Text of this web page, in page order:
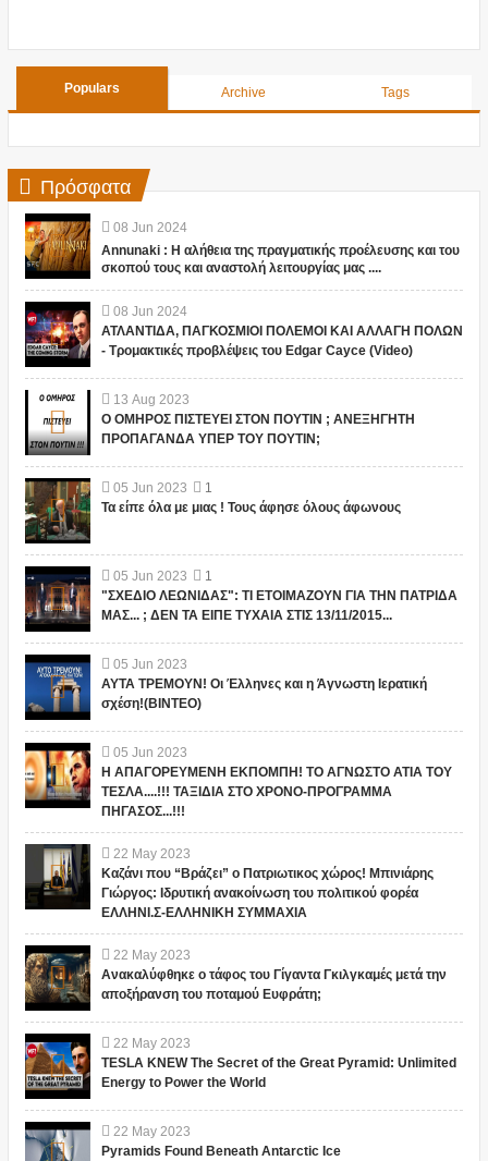
Populars Archive Tags
Πρόσφατα
08 Jun 2024
Annunaki : Η αλήθεια της πραγματικής προέλευσης και του
σκοπού τους και αναστολή λειτουργίας μας ....
08 Jun 2024
ΑΤΛΑΝΤΙΔΑ, ΠΑΓΚΟΣΜΙΟΙ ΠΟΛΕΜΟΙ ΚΑΙ ΑΛΛΑΓΗ ΠΟΛΩΝ
- Τρομακτικές προβλέψεις του Edgar Cayce (Video)
13 Aug 2023
Ο ΟΜΗΡΟΣ ΠΙΣΤΕΥΕΙ ΣΤΟΝ ΠΟΥΤΙΝ ; ΑΝΕΞΗΓΗΤΗ
ΠΡΟΠΑΓΑΝΔΑ ΥΠΕΡ ΤΟΥ ΠΟΥΤΙΝ;
05 Jun 2023
1
Τα είπε όλα με μιας ! Τους άφησε όλους άφωνους
05 Jun 2023
1
"ΣΧΕΔΙΟ ΛΕΩΝΙΔΑΣ": ΤΙ ΕΤΟΙΜΑΖΟΥΝ ΓΙΑ ΤΗΝ ΠΑΤΡΙΔΑ
ΜΑΣ... ; ΔΕΝ ΤΑ ΕΙΠΕ ΤΥΧΑΙΑ ΣΤΙΣ 13/11/2015...
05 Jun 2023
ΑΥΤΑ ΤΡΕΜΟΥΝ! Οι Έλληνες και η Άγνωστη Ιερατική
σχέση!(ΒΙΝΤΕΟ)
05 Jun 2023
Η ΑΠΑΓΟΡΕΥΜΕΝΗ ΕΚΠΟΜΠΗ! ΤΟ ΑΓΝΩΣΤΟ ΑΤΙΑ ΤΟΥ
ΤΕΣΛΑ....!!! ΤΑΞΙΔΙΑ ΣΤΟ ΧΡΟΝΟ-ΠΡΟΓΡΑΜΜΑ
ΠΗΓΑΣΟΣ...!!!
22 May 2023
Καζάνι που “Βράζει” ο Πατριωτικος χώρος! Μπινιάρης
Γιώργος: Ιδρυτική ανακοίνωση του πολιτικού φορέα
ΕΛΛΗΝΙ.Σ-ΕΛΛΗΝΙΚΗ ΣΥΜΜΑΧΙΑ
22 May 2023
Ανακαλύφθηκε ο τάφος του Γίγαντα Γκιλγκαμές μετά την
αποξήρανση του ποταμού Ευφράτη;
22 May 2023
TESLA KNEW The Secret of the Great Pyramid: Unlimited
Energy to Power the World
22 May 2023
Pyramids Found Beneath Antarctic Ice